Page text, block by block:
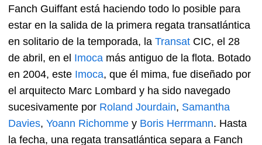
Fanch Guiffant está haciendo todo lo posible para
estar en la salida de la primera regata transatlántica
en solitario de la temporada, la Transat CIC, el 28
de abril, en el Imoca más antiguo de la flota. Botado
en 2004, este Imoca, que él mima, fue diseñado por
el arquitecto Marc Lombard y ha sido navegado
sucesivamente por Roland Jourdain, Samantha
Davies, Yoann Richomme y Boris Herrmann. Hasta
la fecha, una regata transatlántica separa a Fanch